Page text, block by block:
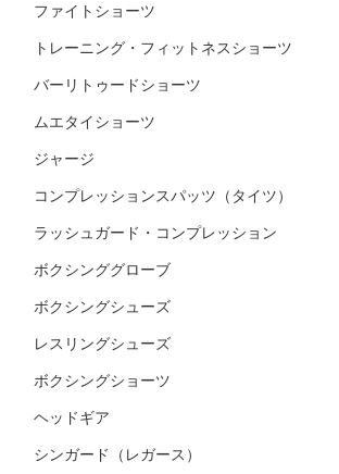
ファイトショーツ
トレーニング・フィットネスショーツ
バーリトゥードショーツ
ムエタイショーツ
ジャージ
コンプレッションスパッツ（タイツ）
ラッシュガード・コンプレッション
ボクシンググローブ
ボクシングシューズ
レスリングシューズ
ボクシングショーツ
ヘッドギア
シンガード（レガース）